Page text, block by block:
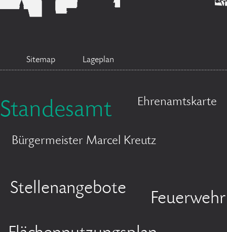
Sitemap Lageplan
Standesamt Ehrenamtskarte
Bürgermeister Marcel Kreutz
Stellenangebote
Feuerwehr